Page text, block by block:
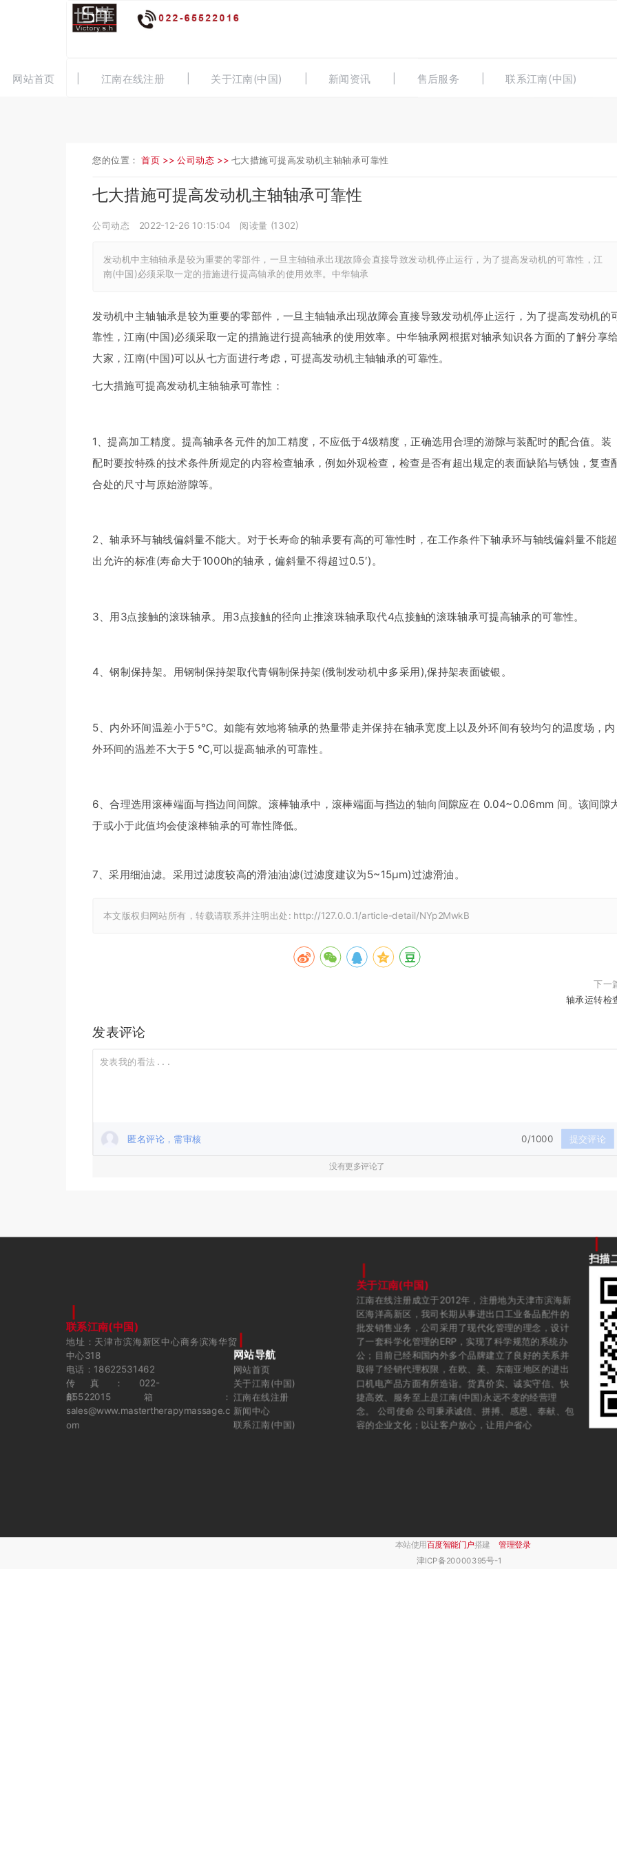
网站首页 江南在线注册 关于江南(中国) 新闻资讯 售后服务 联系江南(中国)
您的位置：首页 >>公司动态 >> 七大措施可提高发动机主轴轴承可靠性
七大措施可提高发动机主轴轴承可靠性
公司动态 2022-12-26 10:15:04 阅读量 (1302)
发动机中主轴轴承是较为重要的零部件，一旦主轴轴承出现故障会直接导致发动机停止运行，为了提高发动机的可靠性，江
南(中国)必须采取一定的措施进行提高轴承的使用效率。中华轴承
发动机中主轴轴承是较为重要的零部件，一旦主轴轴承出现故障会直接导致发动机停止运行，为了提高发动机的
靠性，江南(中国)必须采取一定的措施进行提高轴承的使用效率。中华轴承网根据对轴承知识各方面的了解分享
大家，江南(中国)可以从七方面进行考虑，可提高发动机主轴轴承的可靠性。
七大措施可提高发动机主轴轴承可靠性：
1、提高加工精度。提高轴承各元件的加工精度，不应低于4级精度，正确选用合理的游隙与装配时的配合值。装
配时要按特殊的技术条件所规定的内容检查轴承，例如外观检查，检查是否有超出规定的表面缺陷与锈蚀，复查
合处的尺寸与原始游隙等。
2、轴承环与轴线偏斜量不能大。对于长寿命的轴承要有高的可靠性时，在工作条件下轴承环与轴线偏斜量不能超
出允许的标准(寿命大于1000h的轴承，偏斜量不得超过0.5′)。
3、用3点接触的滚珠轴承。用3点接触的径向止推滚珠轴承取代4点接触的滚珠轴承可提高轴承的可靠性。
4、钢制保持架。用钢制保持架取代青铜制保持架(俄制发动机中多采用),保持架表面镀银。
5、内外环间温差小于5℃。如能有效地将轴承的热量带走并保持在轴承宽度上以及外环间有较均匀的温度场，内
外环间的温差不大于5 ℃,可以提高轴承的可靠性。
6、合理选用滚棒端面与挡边间间隙。滚棒轴承中，滚棒端面与挡边的轴向间隙应在 0.04~0.06mm 间。该间隙
于或小于此值均会使滚棒轴承的可靠性降低。
7、采用细油滤。采用过滤度较高的滑油油滤(过滤度建议为5~15μm)过滤滑油。
本文版权归网站所有，转载请联系并注明出处: http://127.0.0.1/article-detail/NYp2MwkB
下一
轴承运转检
发表评论
匿名评论，需审核 0/1000 提交评论
没有更多评论了
联系江南(中国)
地址：天津市滨海新区中心商务滨海华贸
中心318
电话：18622531462
传真：022-
65522015
邮箱：
sales@www.mastertherapymassage.c
om
网站导航
网站首页
关于江南(中国)
江南在线注册
新闻中心
联系江南(中国)
关于江南(中国)
江南在线注册成立于2012年，注册地为天津市滨海新
区海洋高新区，我司长期从事进出口工业备品配件的
批发销售业务，公司采用了现代化管理的理念，设计
了一套科学化管理的ERP，实现了科学规范的系统办
公；目前已经和国内外多个品牌建立了良好的关系并
取得了经销代理权限，在欧、美、东南亚地区的进出
口机电产品方面有所造诣。货真价实、诚实守信、快
捷高效、服务至上是江南(中国)永远不变的经营理
念。 公司使命 公司秉承诚信、拼搏、感恩、奉献、包
容的企业文化；以让客户放心，让用户省心
扫描
本站使用百度智能门户搭建
管理登录
津ICP备20000395号-1